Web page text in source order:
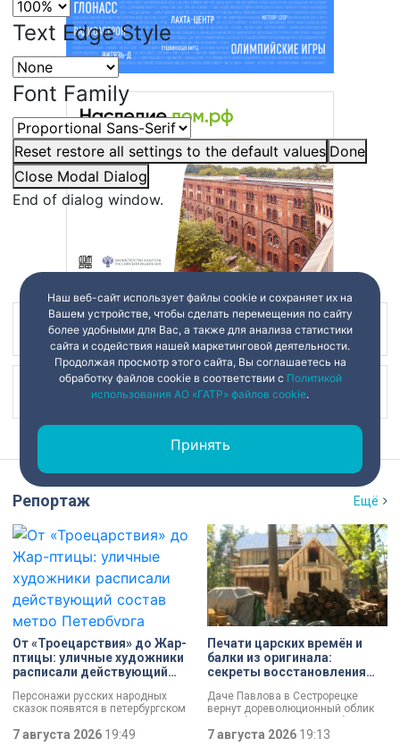
Text Edge Style
Font Family
Reset restore all settings to the default values Done
Close Modal Dialog
End of dialog window.
Наш канал в
Наш канал в
Репортаж Ещё
От «Троецарствия» до Жар-
птицы: уличные художники
расписали действующий
Персонажи русских народных
сказок появятся в петербургском
«Выборгское» завершился
7 августа 2026 19:49
Печати царских времён и
балки из оригинала:
секреты восстановления
Даче Павлова в Сестрорецке
вернут дореволюционный облик
по особой программе «Рубль за
метр». Это льготная арендная
7 августа 2026 19:13
Наш веб-сайт использует файлы cookie и сохраняет их на
Вашем устройстве, чтобы сделать перемещения по сайту
более удобными для Вас, а также для анализа статистики
сайта и содействия нашей маркетинговой деятельности.
Продолжая просмотр этого сайта, Вы соглашаетесь на
обработку файлов cookie в соответствии с Политикой
использования АО «ГАТР» файлов cookie.
Принять